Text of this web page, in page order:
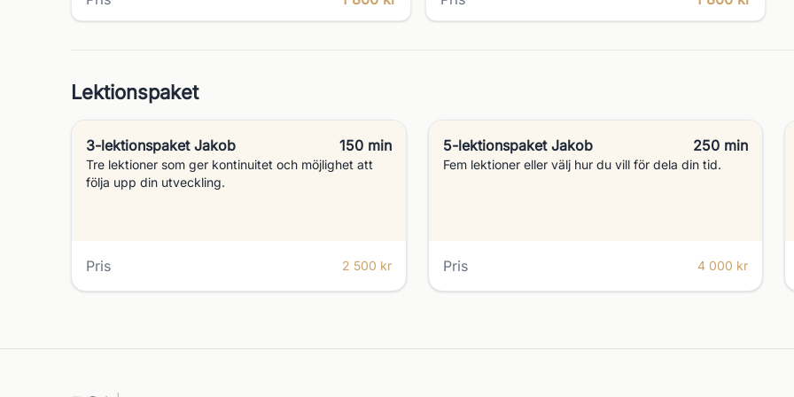
Lektionspaket
3-lektionspaket Jakob 150 min
Tre lektioner som ger kontinuitet och möjlighet att
följa upp din utveckling.
Pris 2 500 kr
5-lektionspaket Jakob 250 min
Fem lektioner eller välj hur du vill för dela din tid.
Pris 4 000 kr